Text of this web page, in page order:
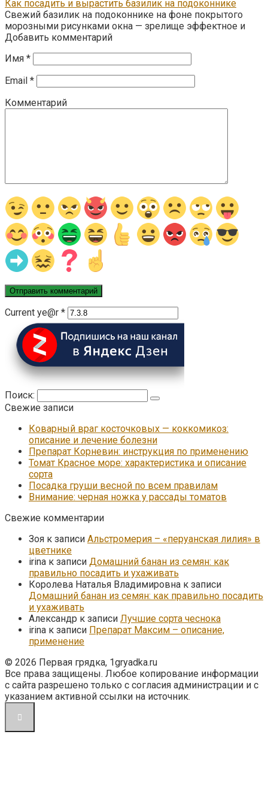
Как посадить и вырастить базилик на подоконнике
Свежий базилик на подоконнике на фоне покрытого
морозными рисунками окна — зрелище эффектное и
Добавить комментарий
Имя *
Email *
Комментарий
Current ye@r *
Поиск:
Свежие записи
Коварный враг косточковых — коккомикоз:
описание и лечение болезни
Препарат Корневин: инструкция по применению
Томат Красное море: характеристика и описание
сорта
Посадка груши весной по всем правилам
Внимание: черная ножка у рассады томатов
Свежие комментарии
Зоя к записи Альстромерия – «перуанская лилия» в
цветнике
irina к записи Домашний банан из семян: как
правильно посадить и ухаживать
Королева Наталья Владимировна к записи
Домашний банан из семян: как правильно посадить
и ухаживать
Александр к записи Лучшие сорта чеснока
irina к записи Препарат Максим – описание,
применение
© 2026 Первая грядка, 1gryadka.ru
Все права защищены. Любое копирование информации
с сайта разрешено только с согласия администрации и с
указанием активной ссылки на источник.